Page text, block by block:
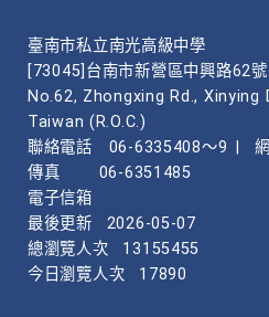
臺南市私立南光高級中學
[73045]台南市新營區中興路62號
No.62, Zhongxing Rd.,
Taiwan (R.O.C.)
聯絡電話
06-6335408～9
傳真
06-6351485
電子信箱
最後更新
2026-05-07
總瀏覽人次
13155455
今日瀏覽人次
17890